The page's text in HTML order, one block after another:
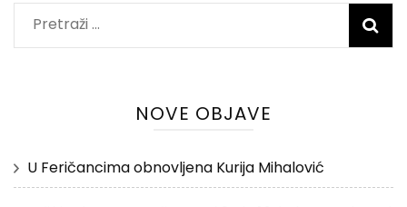
Pretraži:
NOVE OBJAVE
U Feričancima obnovljena Kurija Mihalović